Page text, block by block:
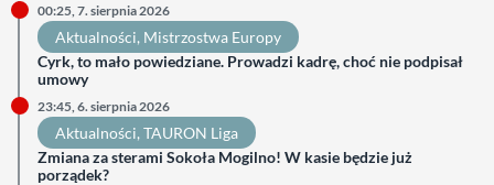
00:25, 7. sierpnia 2026
Aktualności, Mistrzostwa Europy
Cyrk, to mało powiedziane. Prowadzi kadrę, choć nie podpisał
umowy
23:45, 6. sierpnia 2026
Aktualności, TAURON Liga
Zmiana za sterami Sokoła Mogilno! W kasie będzie już
porządek?